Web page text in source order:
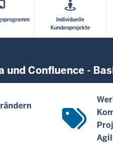
Individuelle
Kundenprojekte
und Confluence -